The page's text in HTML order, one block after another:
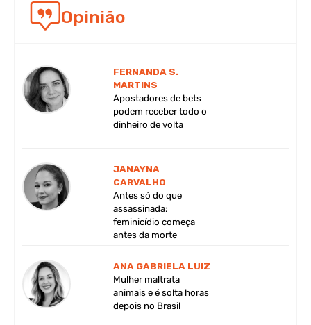
Opinião
FERNANDA S.
MARTINS
Apostadores de bets
podem receber todo o
dinheiro de volta
JANAYNA
CARVALHO
Antes só do que
assassinada:
feminicídio começa
antes da morte
ANA GABRIELA LUIZ
Mulher maltrata
animais e é solta horas
depois no Brasil